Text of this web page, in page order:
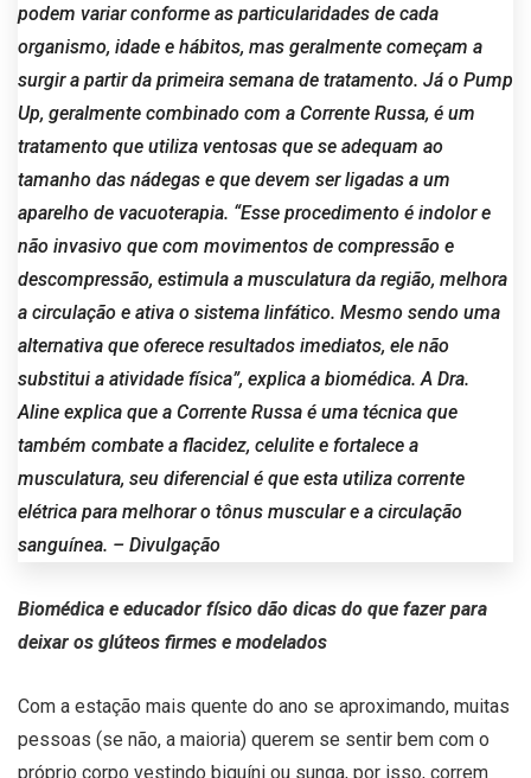
podem variar conforme as particularidades de cada
organismo, idade e hábitos, mas geralmente começam a
surgir a partir da primeira semana de tratamento. Já o Pump
Up, geralmente combinado com a Corrente Russa, é um
tratamento que utiliza ventosas que se adequam ao
tamanho das nádegas e que devem ser ligadas a um
aparelho de vacuoterapia. “Esse procedimento é indolor e
não invasivo que com movimentos de compressão e
descompressão, estimula a musculatura da região, melhora
a circulação e ativa o sistema linfático. Mesmo sendo uma
alternativa que oferece resultados imediatos, ele não
substitui a atividade física”, explica a biomédica. A Dra.
Aline explica que a Corrente Russa é uma técnica que
também combate a flacidez, celulite e fortalece a
musculatura, seu diferencial é que esta utiliza corrente
elétrica para melhorar o tônus muscular e a circulação
sanguínea. – Divulgação
Biomédica e educador físico dão dicas do que fazer para
deixar os glúteos firmes e modelados
Com a estação mais quente do ano se aproximando, muitas
pessoas (se não, a maioria) querem se sentir bem com o
próprio corpo vestindo biquíni ou sunga, por isso, correm